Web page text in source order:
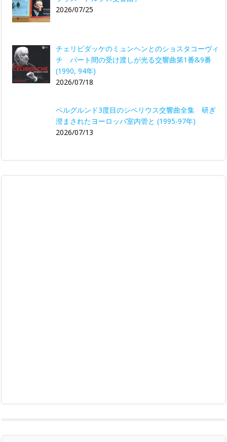
2026/07/25
チェリビダッケのミュンヘンとのショスタコーヴィ
チ パート間の受け渡しが光る交響曲第1番&9番
(1990, 94年)
2026/07/18
ベルグルンド3度目のシベリウス交響曲全集 研ぎ
澄まされたヨーロッパ室内管と (1995-97年)
2026/07/13